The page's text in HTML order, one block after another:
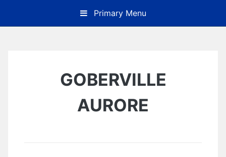
content
Primary Menu
GOBERVILLE
AURORE